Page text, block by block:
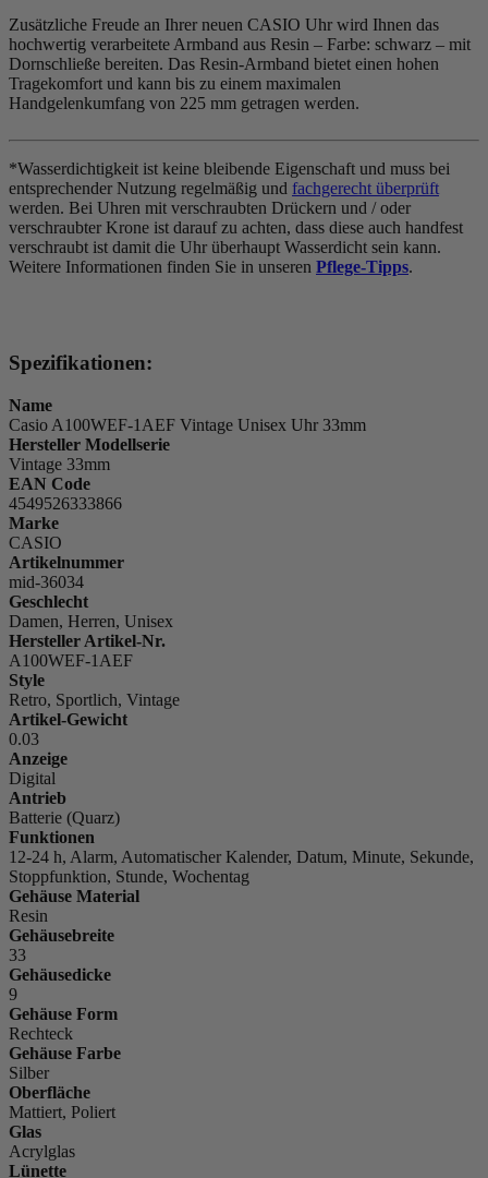
Zusätzliche Freude an Ihrer neuen CASIO Uhr wird Ihnen das
hochwertig verarbeitete Armband aus Resin – Farbe: schwarz – mit
Dornschließe bereiten. Das Resin-Armband bietet einen hohen
Tragekomfort und kann bis zu einem maximalen
Handgelenkumfang von 225 mm getragen werden.
*Wasserdichtigkeit ist keine bleibende Eigenschaft und muss bei
entsprechender Nutzung regelmäßig und fachgerecht überprüft
werden. Bei Uhren mit verschraubten Drückern und / oder
verschraubter Krone ist darauf zu achten, dass diese auch handfest
verschraubt ist damit die Uhr überhaupt Wasserdicht sein kann.
Weitere Informationen finden Sie in unseren Pflege-Tipps.
Spezifikationen:
Name
Casio A100WEF-1AEF Vintage Unisex Uhr 33mm
Hersteller Modellserie
Vintage 33mm
EAN Code
4549526333866
Marke
CASIO
Artikelnummer
mid-36034
Geschlecht
Damen, Herren, Unisex
Hersteller Artikel-Nr.
A100WEF-1AEF
Style
Retro, Sportlich, Vintage
Artikel-Gewicht
0.03
Anzeige
Digital
Antrieb
Batterie (Quarz)
Funktionen
12-24 h, Alarm, Automatischer Kalender, Datum, Minute, Sekunde,
Stoppfunktion, Stunde, Wochentag
Gehäuse Material
Resin
Gehäusebreite
33
Gehäusedicke
9
Gehäuse Form
Rechteck
Gehäuse Farbe
Silber
Oberfläche
Mattiert, Poliert
Glas
Acrylglas
Lünette